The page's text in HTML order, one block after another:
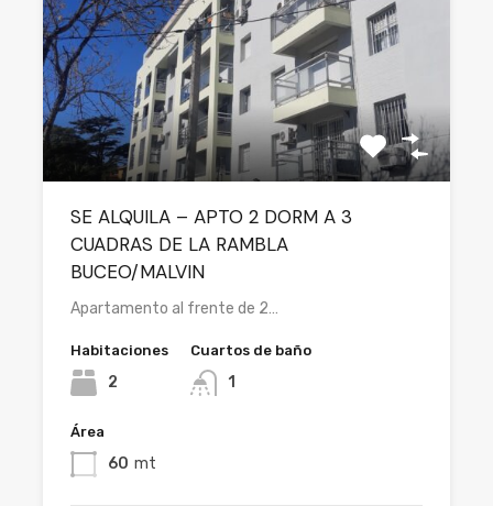
SE ALQUILA – APTO 2 DORM A 3
CUADRAS DE LA RAMBLA
BUCEO/MALVIN
Apartamento al frente de 2…
Habitaciones
2
Cuartos de baño
1
Área
60 mt